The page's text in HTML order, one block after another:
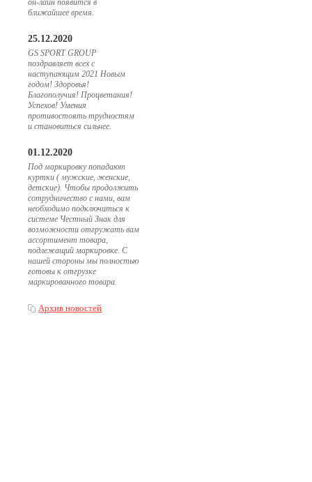
он-лайн появится в
ближайшее время.
25.12.2020
GS SPORT GROUP
поздравляет всех с
наступающим 2021 Новым
годом! Здоровья!
Благополучия! Процветания!
Успехов! Умения
противостоять трудностям
и становиться сильнее.
01.12.2020
Под маркировку попадают
куртки ( мужские, женские,
детские). Чтобы продолжить
сотрудничество с нами, вам
необходимо подключиться к
системе Честный Знак для
возможности отгружать вам
ассортимент товара,
подлежащий маркировке. С
нашей стороны мы полностью
готовы к отгрузке
маркированного товара.
Архив новостей